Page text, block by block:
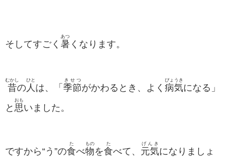
そしてすごく 暑
あつ
くなります。
昔
むかし
の 人
ひと
は、「 季節
きせつ
がかわるとき、よく 病気
びょうき
になる」
と 思
おも
いました。
ですから“う”の食
た
べ物
もの
を食
た
べて、 元気
げんき
になりましょ